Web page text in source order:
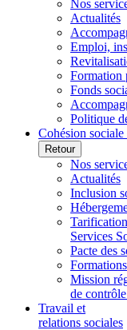
Nos
Actualités
Emploi,
Formation
Fonds
Politique
Cohésion
Retour
Nos
Actualités
Inclusion
Services
Pacte des
Mission
de
Travail et
relations sociales